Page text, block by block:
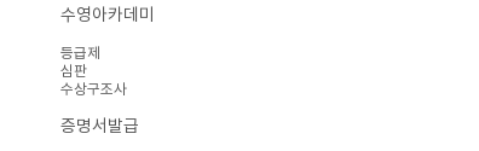
수영아카데미
등급제
심판
수상구조사
증명서발급